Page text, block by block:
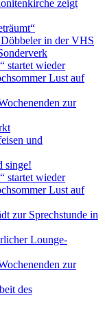
zeigt
in der VHS
startet wieder
Lust auf
zur
und
singe!
startet wieder
Lust auf
zur Sprechstunde in
Lounge-
zur
des